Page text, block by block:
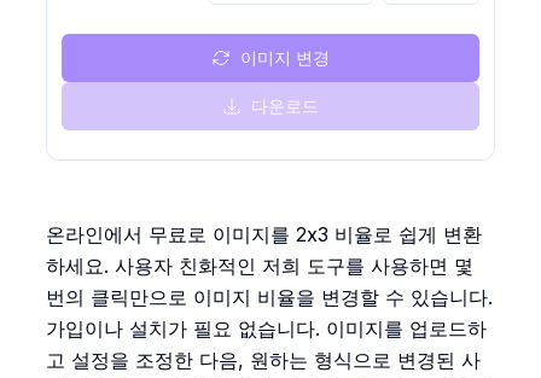
이미지 변경
다운로드
온라인에서 무료로 이미지를 2x3 비율로 쉽게 변환
하세요. 사용자 친화적인 저희 도구를 사용하면 몇
번의 클릭만으로 이미지 비율을 변경할 수 있습니다.
가입이나 설치가 필요 없습니다. 이미지를 업로드하
고 설정을 조정한 다음, 원하는 형식으로 변경된 사